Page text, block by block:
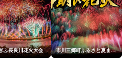
ふ長良川花火大会 市川三郷町ふるさと夏まつり第38回神明の花火大会